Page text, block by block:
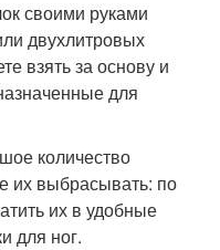
своими руками
двухлитровых
взять за основу и
для
количество
их выбрасывать: по
их в удобные
для ног.